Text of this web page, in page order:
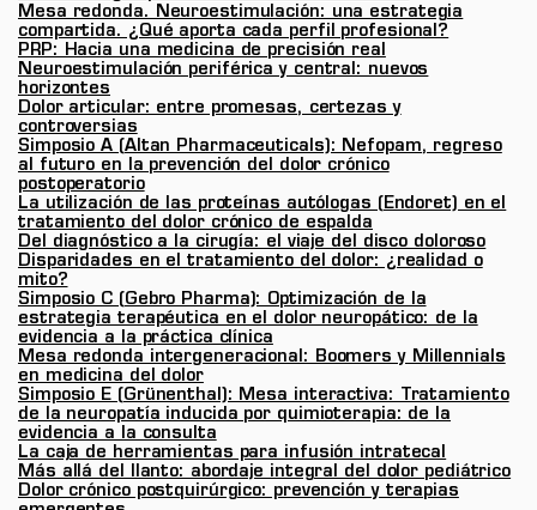
Mesa redonda. Neuroestimulación: una estrategia
compartida. ¿Qué aporta cada perfil profesional?
PRP: Hacia una medicina de precisión real
Neuroestimulación periférica y central: nuevos
horizontes
Dolor articular: entre promesas, certezas y
controversias
Simposio A (Altan Pharmaceuticals): Nefopam, regreso
al futuro en la prevención del dolor crónico
postoperatorio
La utilización de las proteínas autólogas (Endoret) en el
tratamiento del dolor crónico de espalda
Del diagnóstico a la cirugía: el viaje del disco doloroso
Disparidades en el tratamiento del dolor: ¿realidad o
mito?
Simposio C (Gebro Pharma): Optimización de la
estrategia terapéutica en el dolor neuropático: de la
evidencia a la práctica clínica
Mesa redonda intergeneracional: Boomers y Millennials
en medicina del dolor
Simposio E (Grünenthal): Mesa interactiva: Tratamiento
de la neuropatía inducida por quimioterapia: de la
evidencia a la consulta
La caja de herramientas para infusión intratecal
Más allá del llanto: abordaje integral del dolor pediátrico
Dolor crónico postquirúrgico: prevención y terapias